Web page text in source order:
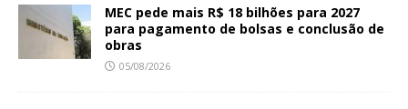
MEC pede mais R$ 18 bilhões para 2027
para pagamento de bolsas e conclusão de
obras
05/08/2026